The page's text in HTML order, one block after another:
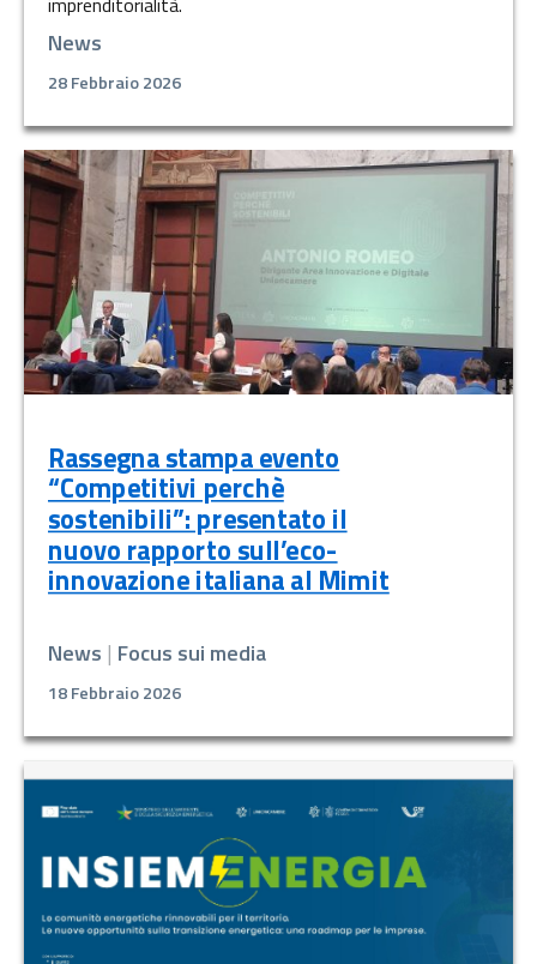
News
28 Febbraio 2026
Rassegna stampa evento
“Competitivi perchè
sostenibili”: presentato il
nuovo rapporto sull’eco-
innovazione italiana al Mimit
News | Focus sui media
18 Febbraio 2026